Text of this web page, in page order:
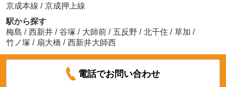
京成本線 / 京成押上線
駅から探す
梅島 / 西新井 / 谷塚 / 大師前 / 五反野 / 北千住 / 草加 /
竹ノ塚 / 扇大橋 / 西新井大師西
電話でお問い合わせ